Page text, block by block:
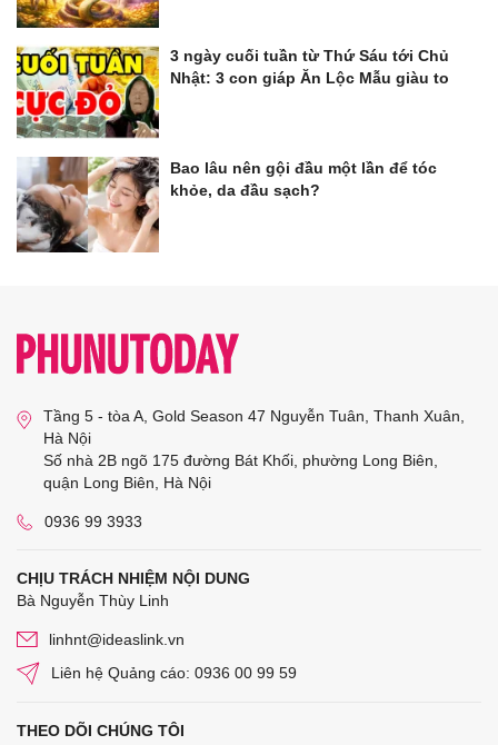
3 ngày cuối tuần từ Thứ Sáu tới Chủ
Nhật: 3 con giáp Ăn Lộc Mẫu giàu to
Bao lâu nên gội đầu một lần để tóc
khỏe, da đầu sạch?
Tầng 5 - tòa A, Gold Season 47 Nguyễn Tuân, Thanh Xuân,
Hà Nội
Số nhà 2B ngõ 175 đường Bát Khối, phường Long Biên,
quận Long Biên, Hà Nội
0936 99 3933
CHỊU TRÁCH NHIỆM NỘI DUNG
Bà Nguyễn Thùy Linh
linhnt@ideaslink.vn
Liên hệ Quảng cáo: 0936 00 99 59
THEO DÕI CHÚNG TÔI